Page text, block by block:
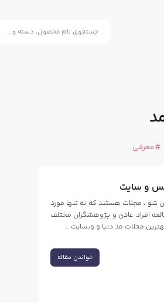
معرفی
شو ، مجلات هستند که نه تنها مورد
افراد عادی و پژوهشگران مختلف
مجلات مد دنیا و وبسایت...
خواندن مقاله